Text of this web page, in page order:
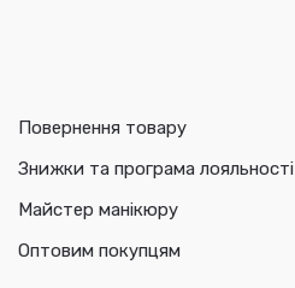
Повернення товару
Знижки та програма лояльності
Майстер манікюру
Оптовим покупцям